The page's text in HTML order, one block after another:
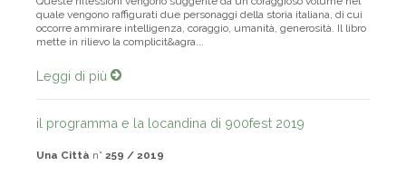
quale vengono raffigurati due personaggi della storia italiana, di cui
occorre ammirare intelligenza, coraggio, umanità, generosità. Il libro
mette in rilievo la complicit&agra...
Leggi di più
il programma e la locandina di 900fest 2019
Una Città n° 259 / 2019